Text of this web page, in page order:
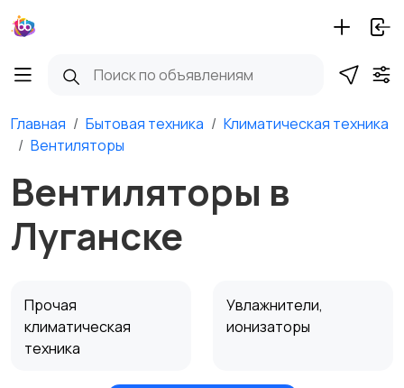
Главная Бытовая техника
Климатическая техника
Вентиляторы
Вентиляторы в
Луганске
Прочая
климатическая
техника
Увлажнители,
ионизаторы